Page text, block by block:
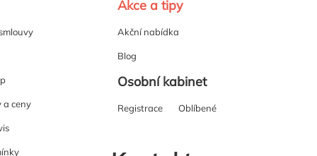
a ceny
Akce a tipy
Akční nabídka
Blog
Osobní kabinet
Registrace Oblíbené